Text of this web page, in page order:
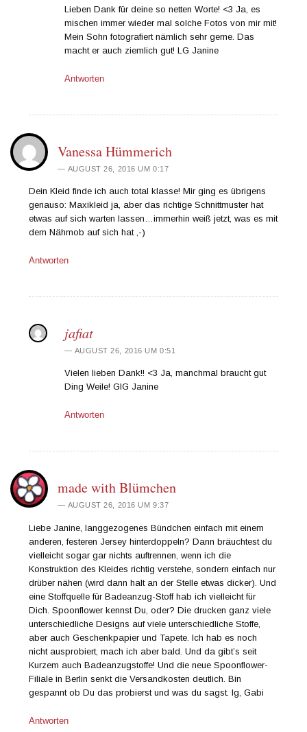
Lieben Dank für deine so netten Worte! <3 Ja, es
mischen immer wieder mal solche Fotos von mir mit!
Mein Sohn fotografiert nämlich sehr gerne. Das
macht er auch ziemlich gut! LG Janine
Antworten
Vanessa Hümmerich
AUGUST 26, 2016 UM 0:17
Dein Kleid finde ich auch total klasse! Mir ging es übrigens
genauso: Maxikleid ja, aber das richtige Schnittmuster hat
etwas auf sich warten lassen…immerhin weiß jetzt, was es mit
dem Nähmob auf sich hat ,-)
Antworten
jafiat
AUGUST 26, 2016 UM 0:51
Vielen lieben Dank!! <3 Ja, manchmal braucht gut
Ding Weile! GlG Janine
Antworten
made with Blümchen
AUGUST 26, 2016 UM 9:37
Liebe Janine, langgezogenes Bündchen einfach mit einem
anderen, festeren Jersey hinterdoppeln? Dann bräuchtest du
vielleicht sogar gar nichts auftrennen, wenn ich die
Konstruktion des Kleides richtig verstehe, sondern einfach nur
drüber nähen (wird dann halt an der Stelle etwas dicker). Und
eine Stoffquelle für Badeanzug-Stoff hab ich vielleicht für
Dich. Spoonflower kennst Du, oder? Die drucken ganz viele
unterschiedliche Designs auf viele unterschiedliche Stoffe,
aber auch Geschenkpapier und Tapete. Ich hab es noch
nicht ausprobiert, mach ich aber bald. Und da gibt’s seit
Kurzem auch Badeanzugstoffe! Und die neue Spoonflower-
Filiale in Berlin senkt die Versandkosten deutlich. Bin
gespannt ob Du das probierst und was du sagst. lg, Gabi
Antworten